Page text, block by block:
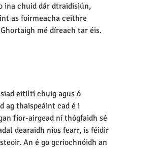
ina chuid dár dtraidisiún,
as foirmeacha ceithre
mé díreach tar éis.
eitiltí chuig agus ó
ag thaispeáint cad é i
fíor-airgead ní thógfaidh sé
dearaidh níos fearr, is féidir
An é go gcriochnóidh an